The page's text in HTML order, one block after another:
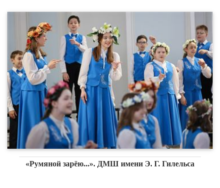
«Румяной зарёю...». ДМШ имени Э. Г. Гилельса